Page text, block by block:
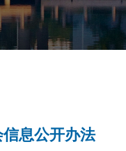
息公开办法